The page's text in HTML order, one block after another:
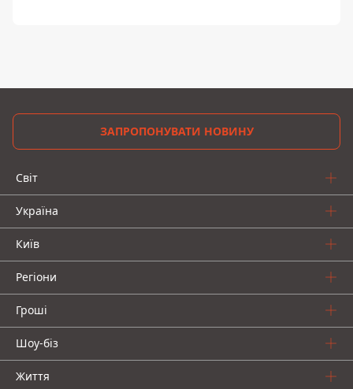
ЗАПРОПОНУВАТИ НОВИНУ
Світ
Україна
Київ
Регіони
Гроші
Шоу-біз
Життя